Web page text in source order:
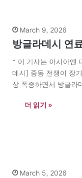
March 9, 2026
방글라데시 연
* 이 기사는 아시아엔
데시] 중동 전쟁이 장
상 폭증하면서 방글라
더 읽기 »
March 5, 2026